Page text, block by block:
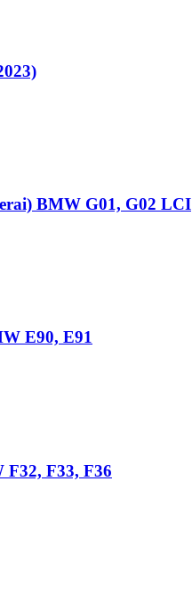
BMW G01, G02 LCI
E90, E91
F32, F33, F36